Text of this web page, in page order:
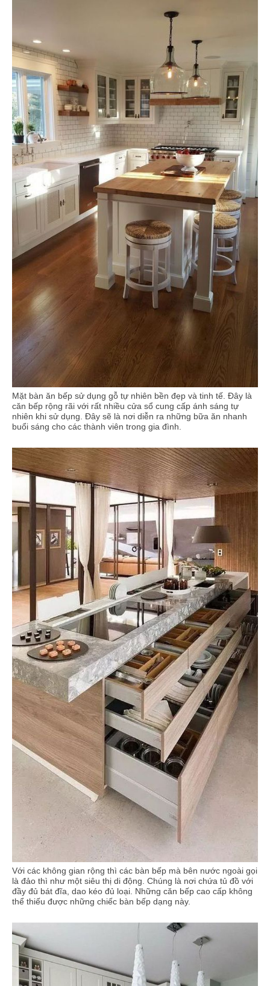
Mặt bàn ăn bếp sử dụng gỗ tự nhiên bền đẹp và tinh tế. Đây là
căn bếp rộng rãi với rất nhiều cửa sổ cung cấp ánh sáng tự
nhiên khi sử dụng. Đây sẽ là nơi diễn ra những bữa ăn nhanh
buổi sáng cho các thành viên trong gia đình.
Với các không gian rộng thì các bàn bếp mà bên nước ngoài gọi
là đảo thì như một siêu thị di động. Chúng là nơi chứa tủ đồ với
đầy đủ bát đĩa, dao kéo đủ loại. Những căn bếp cao cấp không
thể thiếu được những chiếc bàn bếp dạng này.